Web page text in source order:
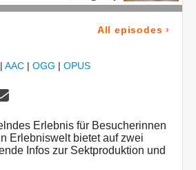
All episodes ›
| AAC | OGG | OPUS
Erlebnis für Besucherinnen
Erlebniswelt bietet auf zwei
Infos zur Sektproduktion und